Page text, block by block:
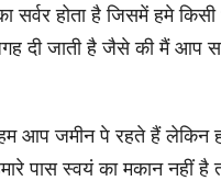
सर्वर होता है जिसमें हमे
दी जाती है जैसे की मैं आप
आप जमीन पे रहते हैं लेकिन
पास स्वयं का मकान नहीं